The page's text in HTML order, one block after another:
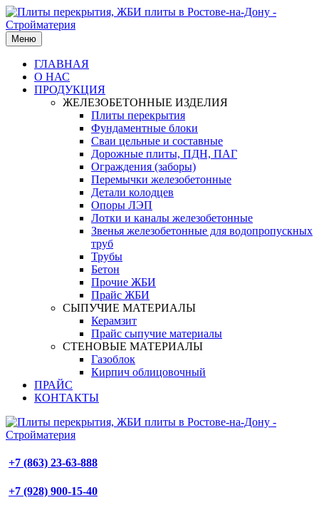
Меню
ГЛАВНАЯ
О НАС
ПРОДУКЦИЯ
ЖЕЛЕЗОБЕТОННЫЕ ИЗДЕЛИЯ
Плиты перекрытия
Фундаментные блоки
Сваи цельные и составные
Дорожные плиты, ПДН, ПАГ
Ограждения (заборы)
Перемычки железобетонные
Детали колодцев
Опоры ЛЭП
Лотки и каналы железобетонные
Звенья железобетонные для водопропускных
труб
Трубы
Бетон
Прочие ЖБИ
Прайс ЖБИ
СЫПУЧИЕ МАТЕРИАЛЫ
Керамзит
Прайс сыпучие материалы
СТЕНОВЫЕ МАТЕРИАЛЫ
Газоблок
Кирпич облицовочный
ПРАЙС
КОНТАКТЫ
+7 (863) 23-63-888
+7 (928) 900-15-40